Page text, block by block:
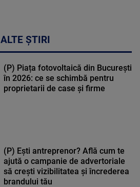
ALTE ȘTIRI
(P) Piața fotovoltaică din București
în 2026: ce se schimbă pentru
proprietarii de case și firme
(P) Ești antreprenor? Află cum te
ajută o campanie de advertoriale
să crești vizibilitatea și încrederea
brandului tău